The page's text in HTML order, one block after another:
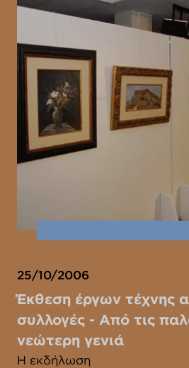
25/10/2006
Έκθεση έργων τέχνης
συλλογές - Από τις
νεώτερη γενιά
Η εκδήλωση